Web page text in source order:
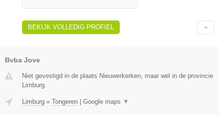
BEKIJK VOLLEDIG PROFIEL
Bvba Jove
Niet gevestigd in de plaats Nieuwerkerken, maar wel in de provincie
Limburg.
Limburg » Tongeren Google maps ▼